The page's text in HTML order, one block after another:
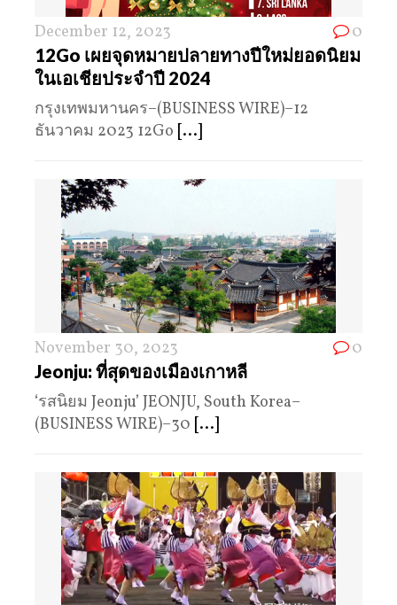
December 12, 2023 0
12Go เผยจุดหมายปลายทางปีใหม่ยอดนิยม
ในเอเชียประจำปี 2024
กรุงเทพมหานคร–(BUSINESS WIRE)–12
ธันวาคม 2023 12Go [...]
November 30, 2023 0
Jeonju: ที่สุดของเมืองเกาหลี
‘รสนิยม Jeonju’ JEONJU, South Korea–
(BUSINESS WIRE)–30 [...]